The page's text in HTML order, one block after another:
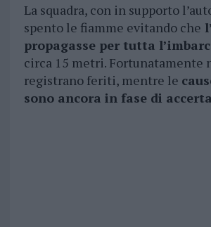
La squadra, con in supporto
spento le fiamme evitando che
propagasse per tutta
circa 15 metri. Fortunatamente
registrano feriti, mentre le
sono ancora in fase di